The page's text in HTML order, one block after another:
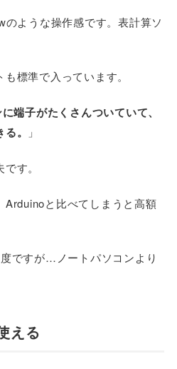
ような操作感です。表計算ソ
標準で入っています。
端子がたくさんついていて、
。
」
す。
Arduinoと比べてしまうと高額
ですが…ノートパソコンより
える